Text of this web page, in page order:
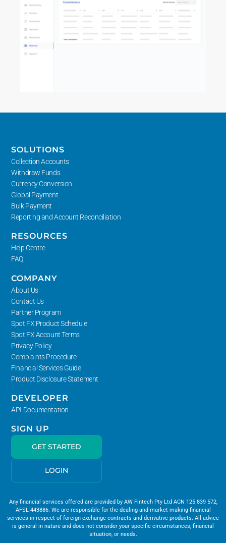
SOLUTIONS
Collection Accounts
Withdraw Funds
Currency Conversion
Global Payment
Bulk Payment
Reporting and Account Reconciliation
RESOURCES
Help Centre
FAQ
COMPANY
About Us
Contact Us
Partner Program
Spot FX Product Schedule
Spot FX Account Terms
Privacy Policy
Complaints Procedure
Financial Services Guide
Product Disclosure Statement
DEVELOPER
API Documentation
SIGN UP
GET STARTED
LOGIN
Any financial services offered are provided by AW Fintech Pty Ltd ACN 125 839 572,
AFSL 443886. We are responsible for the dealing and market making financial
services in respect of foreign exchange contracts and derivative products. All advice
is general in nature and does not consider your specific circumstances, financial
situation, or needs.